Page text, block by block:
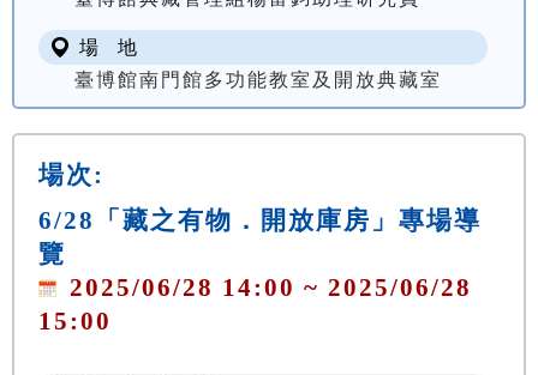
場 地
臺博館南門館多功能教室及開放典藏室
場次:
6/28「藏之有物．開放庫房」專場導
覽
2025/06/28 14:00 ~ 2025/06/28
15:00